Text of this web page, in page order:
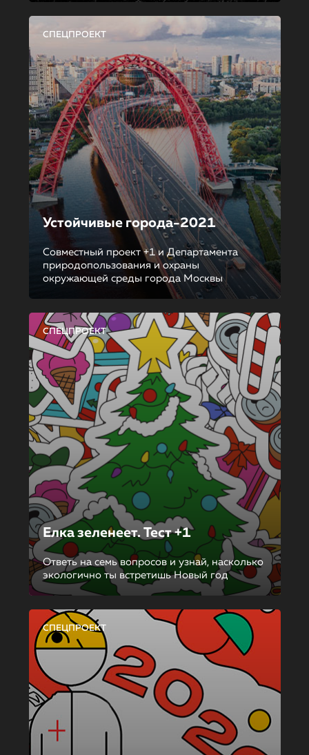
СПЕЦПРОЕКТ
Устойчивые города-2021
Совместный проект +1 и Департамента
природопользования и охраны
окружающей среды города Москвы
СПЕЦПРОЕКТ
Елка зеленеет. Тест +1
Ответь на семь вопросов и узнай, насколько
экологично ты встретишь Новый год
СПЕЦПРОЕКТ